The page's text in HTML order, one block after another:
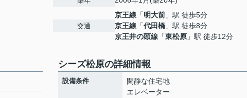
交通
京王線 「明大前 」駅 徒歩5分
京王線 「代田橋 」駅 徒歩8分
京王井の頭線 「東松原 」駅 徒歩12分
シーズ松原の詳細情報
設備条件
閑静な住宅地
エレベーター